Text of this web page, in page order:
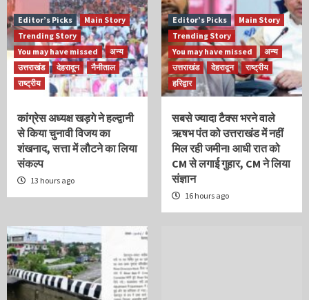
Editor’s Picks
Main Story
Trending Story
You may have missed
अन्य
उत्तराखंड
देहरादून
नैनीताल
राष्ट्रीय
कांग्रेस अध्यक्ष खड़गे ने हल्द्वानी
से किया चुनावी विजय का
शंखनाद, सत्ता में लौटने का लिया
संकल्प
13 hours ago
Editor’s Picks
Main Story
Trending Story
You may have missed
अन्य
उत्तराखंड
देहरादून
राष्ट्रीय
हरिद्वार
सबसे ज्यादा टैक्स भरने वाले
ऋषभ पंत को उत्तराखंड में नहीं
मिल रही जमीन! आधी रात को
CM से लगाई गुहार, CM ने लिया
संज्ञान
16 hours ago